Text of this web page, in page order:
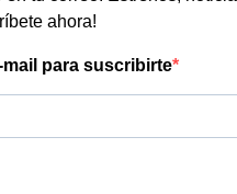
ahora!
para suscribirte